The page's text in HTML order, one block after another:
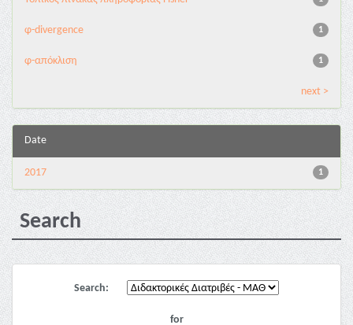
1
φ-divergence
1
φ-απόκλιση
next >
Date
1
2017
Search
Search:
for